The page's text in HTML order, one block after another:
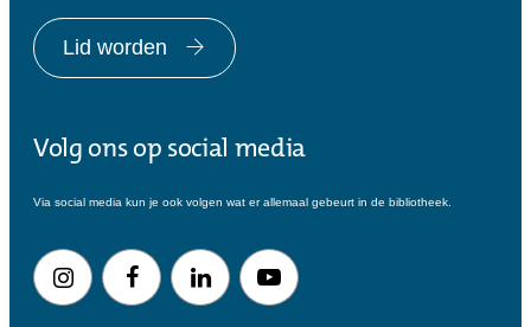
Lid worden
Volg ons op social media
Via social media kun je ook volgen wat er allemaal gebeurt in de bibliotheek.